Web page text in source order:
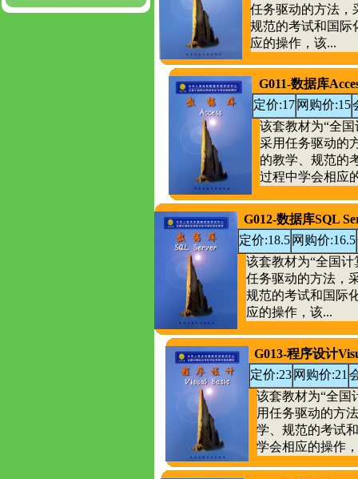
任务驱动的方法，
规范的考试和国际
应的操作，该...
G011-数据库
定价:17 网购价:15
该套教材为“全
采用任务驱动的
的教学、规范的
过程中学会相应
G012-数据库SQL
定价:18.5 网购价:16.5
该套教材为“全国
任务驱动的方法，
规范的考试和国际
应的操作，该...
G013-程序设计
定价:23 网购价:21
该套教材为“全国
用任务驱动的方
学、规范的考试
学会相应的操作